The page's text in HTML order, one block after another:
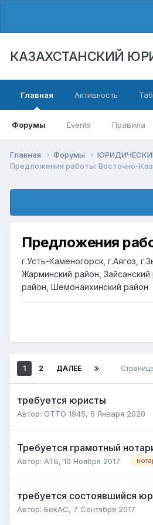
КАЗАХСТАНСКИЙ
Главная
Форумы Events Правила
Активность
Главная Форумы
Предложения работы: Восточно-
Предложения
г.Усть-Каменогорск, г.Аягоз,
Жарминский район,
район, Шемонаихинский район
1 2 ДАЛЕЕ
требуется юристы
Автор: ОТТО 1945, 5 Января 2020
Требуется грамотный
Автор: АТБ, 10 Ноября 2017
требуется состоявшийся
Автор: БекАС, 7 Сентября 2017